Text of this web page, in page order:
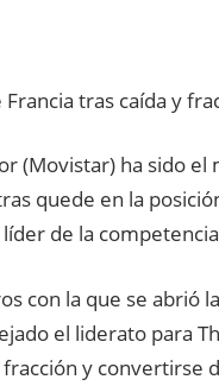
tras caída y
(Movistar) ha sido
quede en la
de la
con la que se abrió
el liderato para
y convertirse